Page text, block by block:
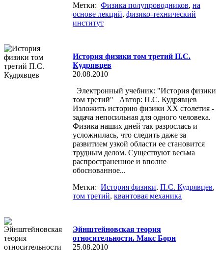
Метки: Физика полупроводников, на
основе лекций, физико-технический
институт
История физики том третий П.С.
Кудрявцев
20.08.2010
Электронный учебник: "История физики
том третий" Автор: П.С. Кудрявцев
Изложить историю физики XX столетия -
задача непосильная для одного человека.
Физика наших дней так разрослась и
усложнилась, что следить даже за
развитием узкой области ее становится
трудным делом. Существуют весьма
распространенное и вполне
обоснованное...
Метки: История физики, П.С. Кудрявцев,
том третий, квантовая механика
Эйнштейновская теория
относительности. Макс Борн
25.08.2010